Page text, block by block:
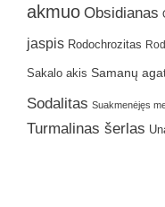
akmuo Obsidianas
jaspis Rodochrozitas
Sakalo akis Samanų
Sodalitas Suakmenėjęs
Turmalinas šerlas